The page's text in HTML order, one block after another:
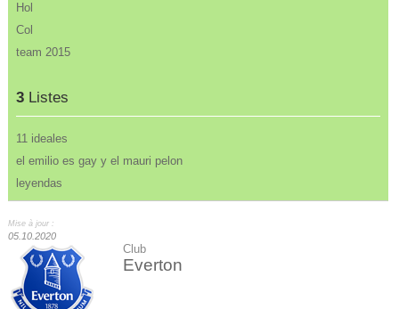
Hol
Col
team 2015
3 Listes
11 ideales
el emilio es gay y el mauri pelon
leyendas
Mise à jour :
05.10.2020
Club
Everton